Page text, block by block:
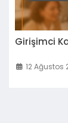
Girişimci
12 Ağustos